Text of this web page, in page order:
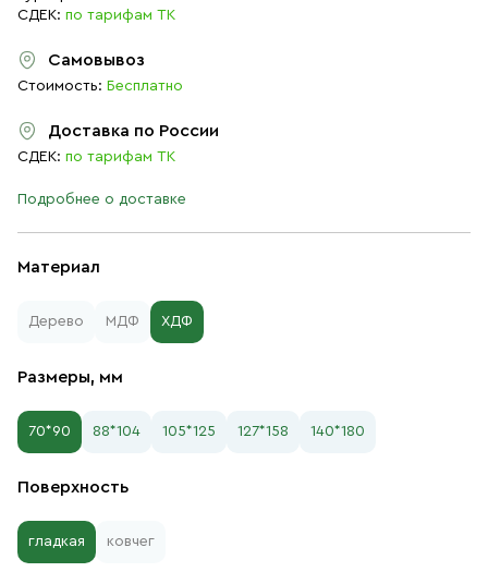
Материал
Дерево МДФ ХДФ
Размеры, мм
70*90 88*104 105*125 127*158 140*180
Поверхность
гладкая ковчег
СДЕК: по тарифам ТК
Самовывоз
Стоимость: Бесплатно
Доставка по России
СДЕК: по тарифам ТК
Подробнее о доставке